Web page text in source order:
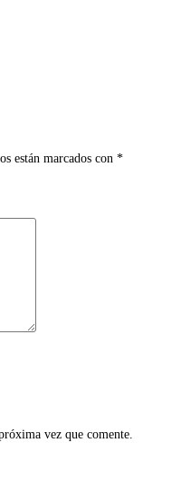
están marcados con *
vez que comente.